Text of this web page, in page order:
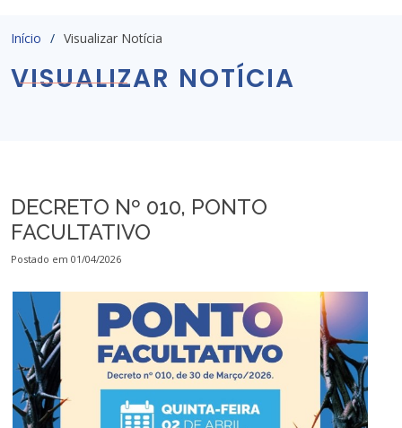
Início Visualizar Notícia
VISUALIZAR NOTÍCIA
DECRETO Nº 010, PONTO
FACULTATIVO
Postado em 01/04/2026